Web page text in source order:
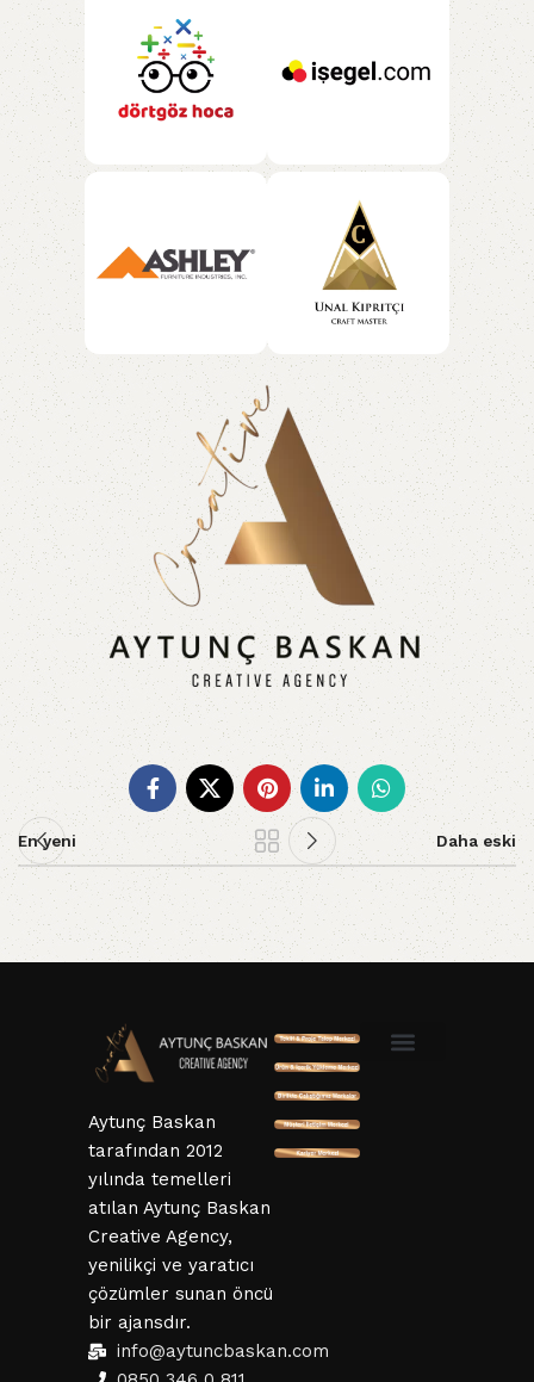
En yeni Daha eski
Aytunç Baskan
tarafından 2012
yılında temelleri
atılan Aytunç Baskan
Creative Agency,
yenilikçi ve yaratıcı
çözümler sunan öncü
bir ajansdır.
info@aytuncbaskan.com